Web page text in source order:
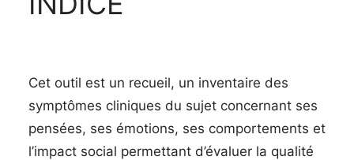
Cet outil est un recueil, un inventaire des
symptômes cliniques du sujet concernant ses
pensées, ses émotions, ses comportements et
l’impact social permettant d’évaluer la qualité